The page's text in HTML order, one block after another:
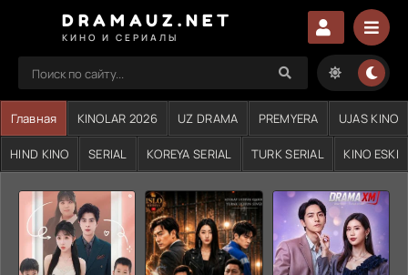
DRAMAUZ.NET
КИНО И СЕРИАЛЫ
Главная KINOLAR 2026 UZ DRAMA PREMYERA UJAS KINO
HIND KINO SERIAL KOREYA SERIAL TURK SERIAL KINO ESKI